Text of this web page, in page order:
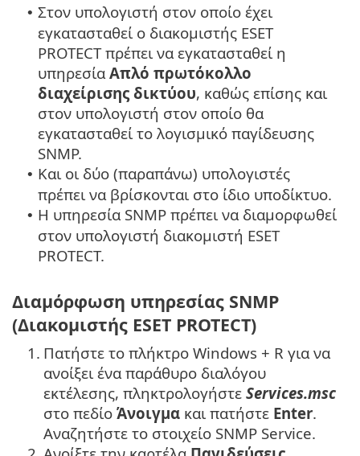
• Στον υπολογιστή στον οποίο έχει
εγκατασταθεί ο διακομιστής ESET
PROTECT πρέπει να εγκατασταθεί η
υπηρεσία Απλό πρωτόκολλο
διαχείρισης δικτύου, καθώς επίσης και
στον υπολογιστή στον οποίο θα
εγκατασταθεί το λογισμικό παγίδευσης
SNMP.
• Και οι δύο (παραπάνω) υπολογιστές
πρέπει να βρίσκονται στο ίδιο υποδίκτυο.
• Η υπηρεσία SNMP πρέπει να διαμορφωθεί
στον υπολογιστή διακομιστή ESET
PROTECT.
Διαμόρφωση υπηρεσίας SNMP
(Διακομιστής ESET PROTECT)
1. Πατήστε το πλήκτρο Windows + R για να
ανοίξει ένα παράθυρο διαλόγου
εκτέλεσης, πληκτρολογήστε Services.msc
στο πεδίο Άνοιγμα και πατήστε Enter.
Αναζητήστε το στοιχείο SNMP Service.